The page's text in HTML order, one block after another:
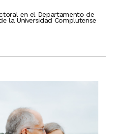
en el Departamento de
la Universidad Complutense